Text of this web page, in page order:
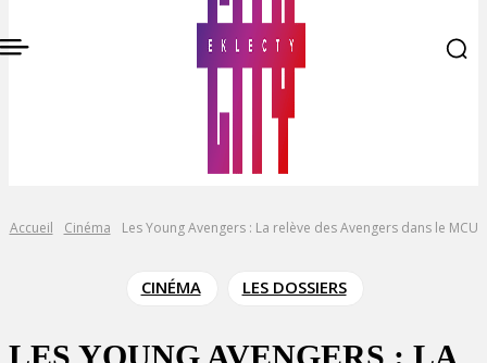
Accueil Cinéma Les Young Avengers : La relève des Avengers dans le MCU
CINÉMA LES DOSSIERS